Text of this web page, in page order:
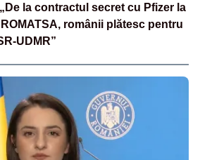
la contractul secret cu Pfizer la
românii plătesc pentru
UDMR”